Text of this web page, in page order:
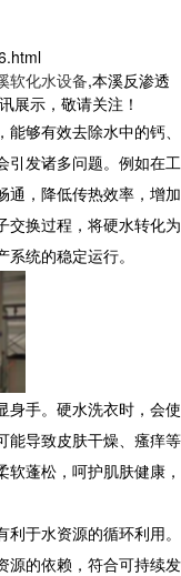
软化水设备,本溪反渗透
展示，敬请关注！
够有效去除水中的钙、
引发诸多问题。例如在工
通，降低传热效率，增加
交换过程，将硬水转化为
统的稳定运行。
身手。硬水洗衣时，会使
能导致皮肤干燥、瘙痒等
蓬松，呵护肌肤健康，
于水资源的循环利用。
源的依赖，符合可持续发